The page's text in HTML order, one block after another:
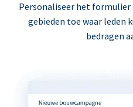
Personaliseer het
gebieden toe waar leden
bedragen